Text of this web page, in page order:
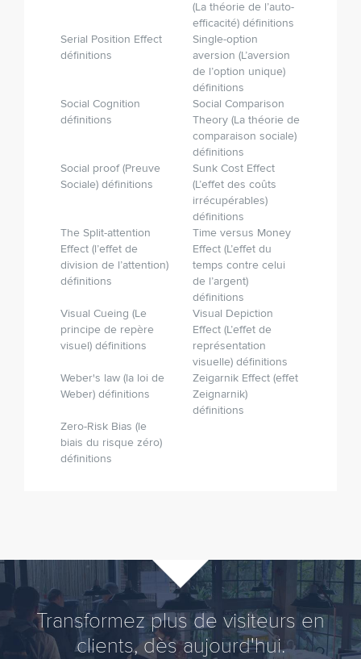
(La théorie de l’auto­-
efficacité) définitions
Serial Position Effect
définitions
Single-option
aversion (L’aversion
de l’option unique)
définitions
Social Cognition
définitions
Social Comparison
Theory (La théorie de
comparaison sociale)
définitions
Social proof (Preuve
Sociale) définitions
Sunk Cost Effect
(L’effet des coûts
irrécupérables)
définitions
The Split-attention
Effect (l’effet de
division de l’attention)
définitions
Time versus Money
Effect (L’effet du
temps contre celui
de l’argent)
définitions
Visual Cueing (Le
principe de repère
visuel) définitions
Visual Depiction
Effect (L’effet de
représentation
visuelle) définitions
Weber's law (la loi de
Weber) définitions
Zeigarnik Effect (effet
Zeignarnik)
définitions
Zero-Risk Bias (le
biais du risque zéro)
définitions
Transformez plus de visiteurs en
clients, dès aujourd'hui.